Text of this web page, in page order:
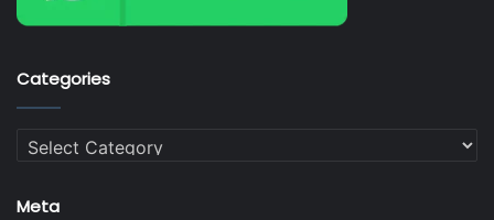
Categories
Categories
Meta